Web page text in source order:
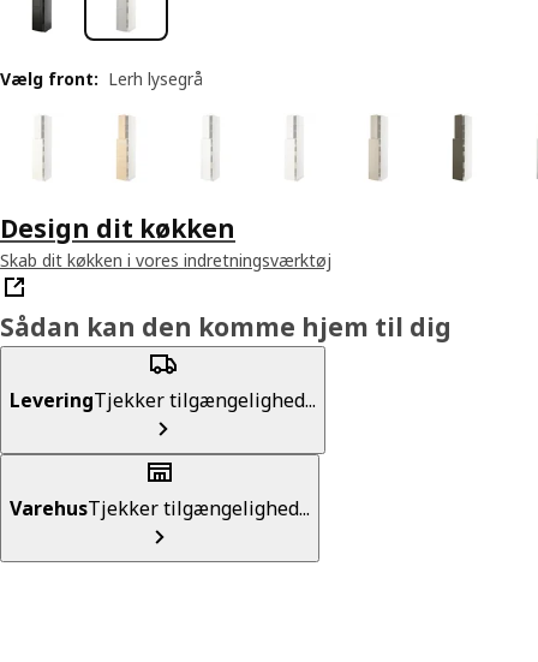
Vælg front: Lerh lysegrå
Design dit køkken
Skab dit køkken i vores indretningsværktøj
Sådan kan den komme hjem til dig
LeveringTjekker tilgængelighed...
VarehusTjekker tilgængelighed...